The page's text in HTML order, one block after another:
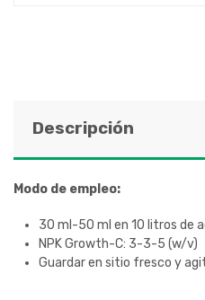
Descripción
Modo de empleo:
30 ml-50 ml en 10 litros de
NPK Growth-C: 3-3-5 (w/v)
Guardar en sitio fresco y